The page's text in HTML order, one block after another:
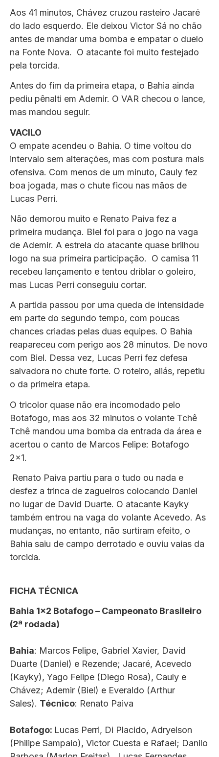
Aos 41 minutos, Chávez cruzou rasteiro Jacaré
do lado esquerdo. Ele deixou Victor Sá no chão
antes de mandar uma bomba e empatar o duelo
na Fonte Nova. O atacante foi muito festejado
pela torcida.
Antes do fim da primeira etapa, o Bahia ainda
pediu pênalti em Ademir. O VAR checou o lance,
mas mandou seguir.
VACILO
O empate acendeu o Bahia. O time voltou do
intervalo sem alterações, mas com postura mais
ofensiva. Com menos de um minuto, Cauly fez
boa jogada, mas o chute ficou nas mãos de
Lucas Perri.
Não demorou muito e Renato Paiva fez a
primeira mudança. BIel foi para o jogo na vaga
de Ademir. A estrela do atacante quase brilhou
logo na sua primeira participação. O camisa 11
recebeu lançamento e tentou driblar o goleiro,
mas Lucas Perri conseguiu cortar.
A partida passou por uma queda de intensidade
em parte do segundo tempo, com poucas
chances criadas pelas duas equipes. O Bahia
reapareceu com perigo aos 28 minutos. De novo
com Biel. Dessa vez, Lucas Perri fez defesa
salvadora no chute forte. O roteiro, aliás, repetiu
o da primeira etapa.
O tricolor quase não era incomodado pelo
Botafogo, mas aos 32 minutos o volante Tchê
Tchê mandou uma bomba da entrada da área e
acertou o canto de Marcos Felipe: Botafogo
2×1.
Renato Paiva partiu para o tudo ou nada e
desfez a trinca de zagueiros colocando Daniel
no lugar de David Duarte. O atacante Kayky
também entrou na vaga do volante Acevedo. As
mudanças, no entanto, não surtiram efeito, o
Bahia saiu de campo derrotado e ouviu vaias da
torcida.
FICHA TÉCNICA
Bahia 1×2 Botafogo – Campeonato Brasileiro
(2ª rodada)
Bahia: Marcos Felipe, Gabriel Xavier, David
Duarte (Daniel) e Rezende; Jacaré, Acevedo
(Kayky), Yago Felipe (Diego Rosa), Cauly e
Chávez; Ademir (Biel) e Everaldo (Arthur
Sales). Técnico: Renato Paiva
Botafogo: Lucas Perri, Di Placido, Adryelson
(Philipe Sampaio), Victor Cuesta e Rafael; Danilo